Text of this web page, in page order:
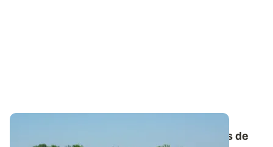
Comprendre l’origine et les conséquences de